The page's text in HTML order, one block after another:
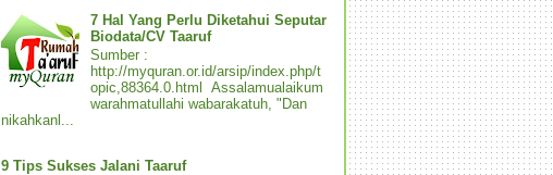
7 Hal Yang Perlu Diketahui Seputar
Biodata/CV Taaruf
Sumber :
http://myquran.or.id/arsip/index.php/t
opic,88364.0.html Assalamualaikum
warahmatullahi wabarakatuh, "Dan
nikahkanl...
9 Tips Sukses Jalani Taaruf